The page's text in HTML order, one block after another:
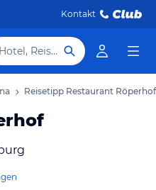
Kontakt
Hotel, Reiseziel
Reisetipp Restaurant Röperhof